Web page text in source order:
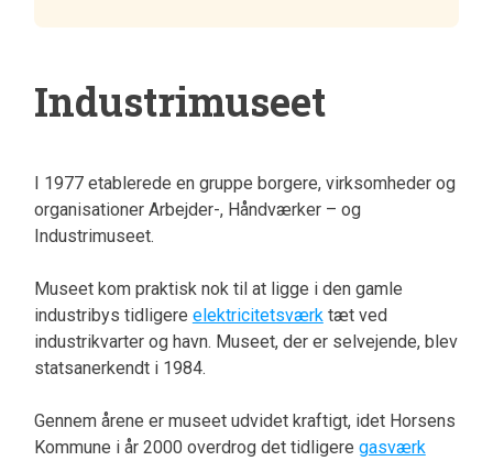
Industrimuseet
I 1977 etablerede en gruppe borgere, virksomheder og
organisationer Arbejder-, Håndværker – og
Industrimuseet.
Museet kom praktisk nok til at ligge i den gamle
industribys tidligere elektricitetsværk tæt ved
industrikvarter og havn. Museet, der er selvejende, blev
statsanerkendt i 1984.
Gennem årene er museet udvidet kraftigt, idet Horsens
Kommune i år 2000 overdrog det tidligere gasværk